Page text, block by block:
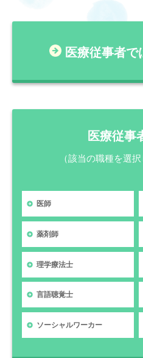
医療従事者で
医療従事
（該当の職種を選
医師
薬剤師
理学療法士
言語聴覚士
ソーシャルワーカー